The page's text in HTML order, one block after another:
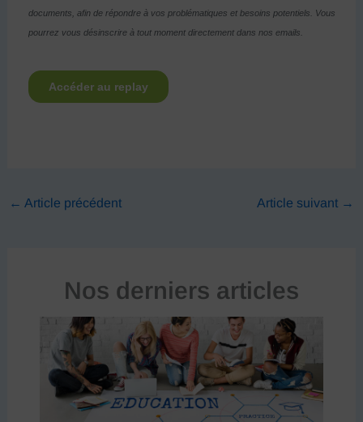
← Article précédent Article suivant →
Nos derniers articles